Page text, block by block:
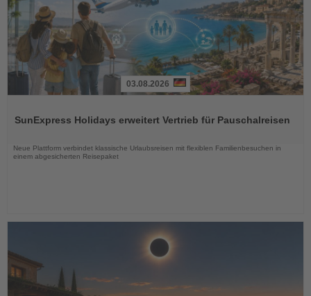
die
03.08.2026
SunExpress Holidays erweitert Vertrieb für Pauschalreisen
Neue Plattform verbindet klassische Urlaubsreisen mit flexiblen Familienbesuchen in
einem abgesicherten Reisepaket